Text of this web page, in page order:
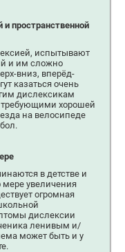
пространственной
испытывают
и им сложно
вниз, вперёд-
казаться очень
дислексикам
требующими хорошей
на велосипеде
в детстве и
мере увеличения
огромная
дислексии
ленивым и/
может быть и у